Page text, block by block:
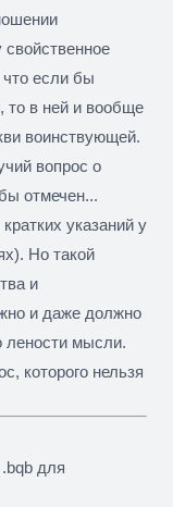
если бы
то в ней и вообще
воинствующей.
вопрос о
отмечен...
указаний у
Но такой
и
и даже должно
лености мысли.
которого нельзя
для